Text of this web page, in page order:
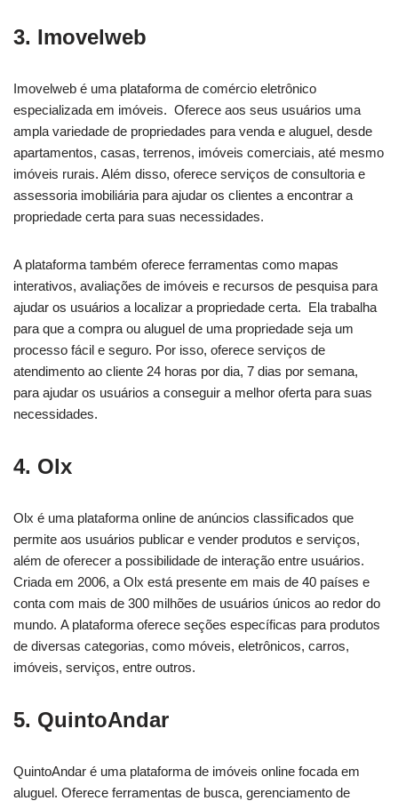
3. Imovelweb
Imovelweb é uma plataforma de comércio eletrônico
especializada em imóveis. Oferece aos seus usuários uma
ampla variedade de propriedades para venda e aluguel, desde
apartamentos, casas, terrenos, imóveis comerciais, até mesmo
imóveis rurais. Além disso, oferece serviços de consultoria e
assessoria imobiliária para ajudar os clientes a encontrar a
propriedade certa para suas necessidades.
A plataforma também oferece ferramentas como mapas
interativos, avaliações de imóveis e recursos de pesquisa para
ajudar os usuários a localizar a propriedade certa. Ela trabalha
para que a compra ou aluguel de uma propriedade seja um
processo fácil e seguro. Por isso, oferece serviços de
atendimento ao cliente 24 horas por dia, 7 dias por semana,
para ajudar os usuários a conseguir a melhor oferta para suas
necessidades.
4. Olx
Olx é uma plataforma online de anúncios classificados que
permite aos usuários publicar e vender produtos e serviços,
além de oferecer a possibilidade de interação entre usuários.
Criada em 2006, a Olx está presente em mais de 40 países e
conta com mais de 300 milhões de usuários únicos ao redor do
mundo. A plataforma oferece seções específicas para produtos
de diversas categorias, como móveis, eletrônicos, carros,
imóveis, serviços, entre outros.
5. QuintoAndar
QuintoAndar é uma plataforma de imóveis online focada em
aluguel. Oferece ferramentas de busca, gerenciamento de